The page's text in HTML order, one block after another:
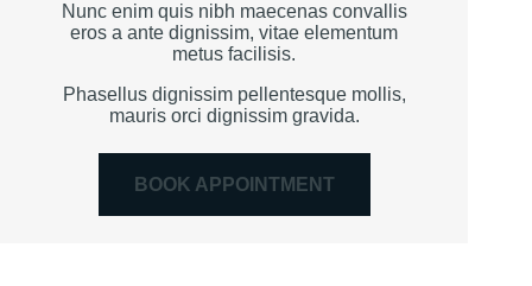
Nunc enim quis nibh maecenas convallis
eros a ante dignissim, vitae elementum
metus facilisis.
Phasellus dignissim pellentesque mollis,
mauris orci dignissim gravida.
BOOK APPOINTMENT